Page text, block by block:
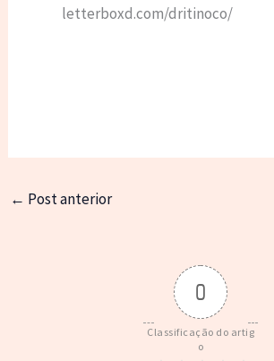
letterboxd.com/dritinoco/
← Post anterior
0
Classificação do artig
o